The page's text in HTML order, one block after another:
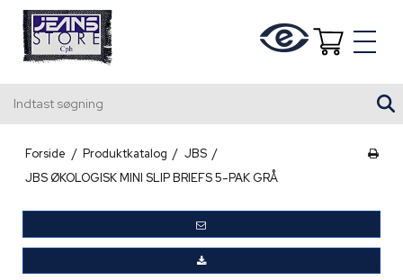
Forside / Produktkatalog / JBS /
JBS ØKOLOGISK MINI SLIP BRIEFS 5-PAK GRÅ